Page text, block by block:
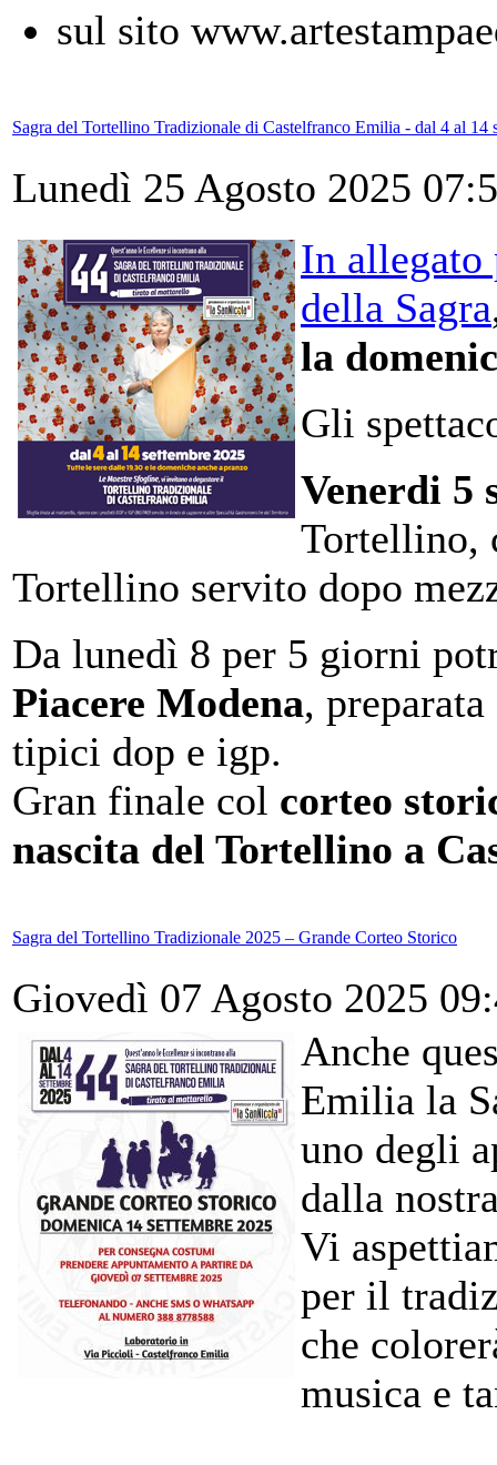
sul sito
Sagra del Tortellino Tradizionale di Castelfranco Emilia - dal 4 al 14
Lunedì 25 Agosto 2025
In allegato
della Sagra
la
Gli
Venerdi 5
Tortellino,
Tortellino servito dopo
Da lunedì 8 per 5 giorni
Piacere Modena,
tipici dop e igp.
Gran finale col corteo
nascita del Tortellino a
Sagra del Tortellino Tradizionale 2025 – Grande Corteo Storico
Giovedì 07 Agosto 2025
Anche
Emilia la
uno degli
dalla
Vi
per il
che
musica e